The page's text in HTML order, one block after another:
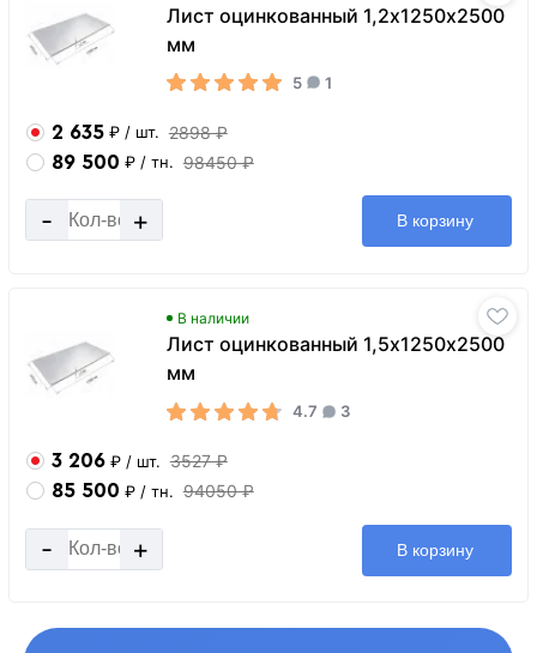
Лист оцинкованный 1,2х1250х2500
мм
5 1
2 635 ₽ / шт. 2898 ₽
89 500 ₽ / тн. 98450 ₽
- + В корзину
В наличии
Лист оцинкованный 1,5х1250х2500
мм
4.7 3
3 206 ₽ / шт. 3527 ₽
85 500 ₽ / тн. 94050 ₽
- + В корзину